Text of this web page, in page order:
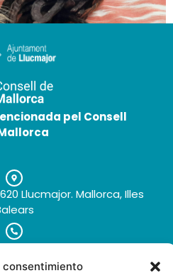
consentimiento
la algarroba
de 2026
pel Consell
Llucmajor. Mallorca, Illes
66 91 62